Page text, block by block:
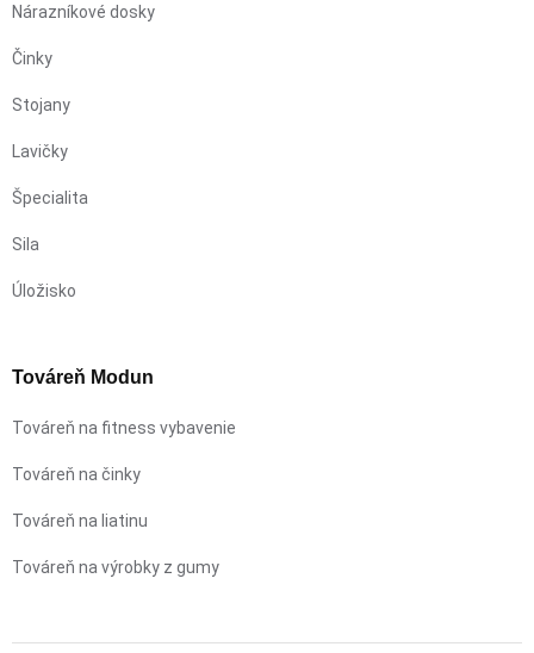
Nárazníkové dosky
Činky
Stojany
Lavičky
Špecialita
Sila
Úložisko
Továreň Modun
Továreň na fitness vybavenie
Továreň na činky
Továreň na liatinu
Továreň na výrobky z gumy